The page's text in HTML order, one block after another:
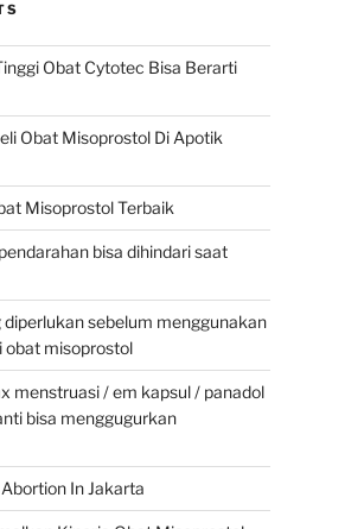
Obat Cytotec Bisa Berarti
Obat Misoprostol Di Apotik
Misoprostol Terbaik
bisa dihindari saat
diperlukan sebelum menggunakan
obat misoprostol
menstruasi / em kapsul / panadol
bisa menggugurkan
In Jakarta